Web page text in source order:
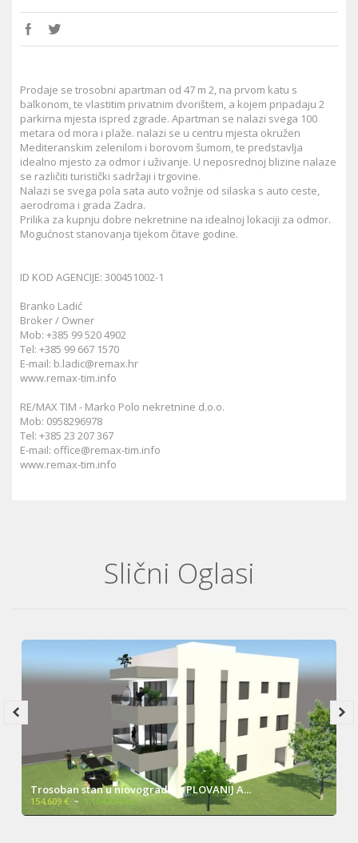
Prodaje se trosobni apartman od 47 m 2, na prvom katu s
balkonom, te vlastitim privatnim dvorištem, a kojem pripadaju 2
parkirna mjesta ispred zgrade. Apartman se nalazi svega 100
metara od mora i plaže. nalazi se u centru mjesta okružen
Mediteranskim zelenilom i borovom šumom, te predstavlja
idealno mjesto za odmor i uživanje. U neposrednoj blizine nalaze
se različiti turistički sadržaji i trgovine.
Nalazi se svega pola sata auto vožnje od silaska s auto ceste,
aerodroma i grada Zadra.
Prilika za kupnju dobre nekretnine na idealnoj lokaciji za odmor.
Mogućnost stanovanja tijekom čitave godine.
ID KOD AGENCIJE: 300451002-1
Branko Ladić
Broker / Owner
Mob: +385 99 520 4902
Tel: +385 99 667 1570
E-mail: b.ladic@remax.hr
www.remax-tim.info
RE/MAX TIM - Marko Polo nekretnine d.o.o.
Mob: 0958296978
Tel: +385 23 207 367
E-mail: office@remax-tim.info
www.remax-tim.info
Slični Oglasi
Trosoban stan u niovogradnji, PLOVANIJ A...
154,609 € ~ 1,164,834 kn